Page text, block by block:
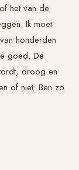
het van de
Ik moet
honderden
goed. De
droog en
of niet. Ben zo